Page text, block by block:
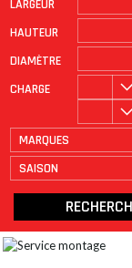
LARGEUR
HAUTEUR
DIAMÈTRE
CHARGE
MARQUES
SAISON